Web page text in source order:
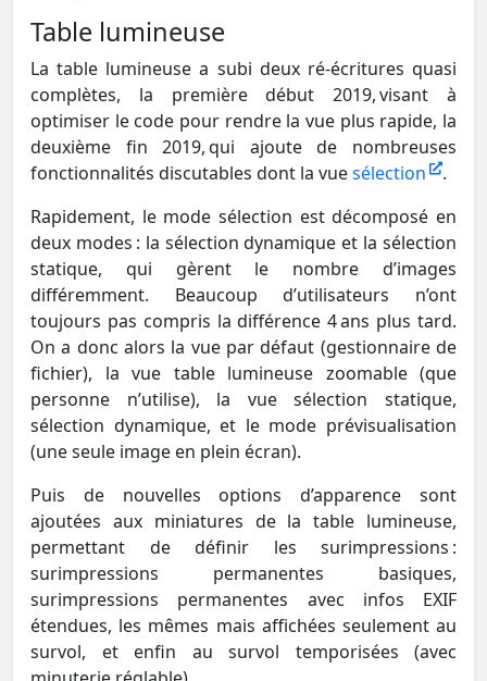
Table lumineuse
La table lumineuse a subi deux ré-écritures quasi
complètes, la première début 2019, visant à
optimiser le code pour rendre la vue plus rapide, la
deuxième fin 2019, qui ajoute de nombreuses
fonctionnalités discutables dont la vuesélection
.
Rapidement, le mode sélection est décomposé en
deux modes : la sélection dynamique et la sélection
statique, qui gèrent le nombre d’images
différemment. Beaucoup d’utilisateurs n’ont
toujours pas compris la différence 4 ans plus tard.
On a donc alors la vue par défaut (gestionnaire de
fichier), la vue table lumineuse zoomable (que
personne n’utilise), la vue sélection statique,
sélection dynamique, et le mode prévisualisation
(une seule image en plein écran).
Puis de nouvelles options d’apparence sont
ajoutées aux miniatures de la table lumineuse,
permettant de définir les surimpressions :
surimpressions permanentes basiques,
surimpressions permanentes avec infos EXIF
étendues, les mêmes mais affichées seulement au
survol, et enfin au survol temporisées (avec